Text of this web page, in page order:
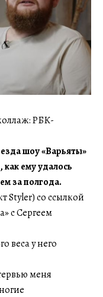
РБК-
шоу «Варьяты»
ему удалось
за полгода.
Styler) со ссылкой
с Сергеем
веса у него
меня